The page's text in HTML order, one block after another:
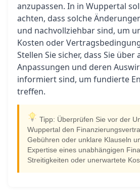
anzupassen. In in Wuppertal
achten, dass solche
und nachvollziehbar sind, um
Kosten oder
Stellen Sie sicher, dass Sie
Anpassungen und deren
informiert sind, um fundierte
treffen.
Tipp: Überprüfen Sie vor der
Wuppertal den
Gebühren oder unklare Klauseln
Expertise eines unabhängigen
Streitigkeiten oder unerwartete